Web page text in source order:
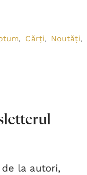
, Cărți, Noutăți,
la autori,